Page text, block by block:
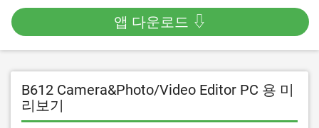
앱 다운로드 ⇩
B612 Camera&Photo/Video Editor PC 용 미
리보기